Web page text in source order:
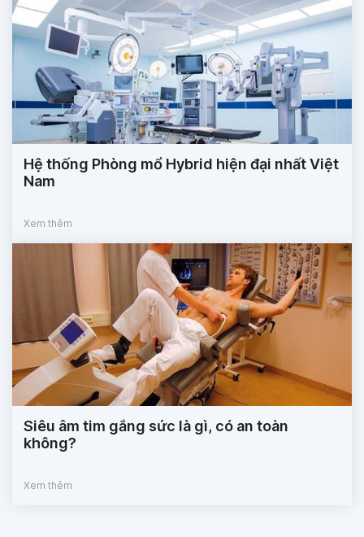
Hệ thống Phòng mổ Hybrid hiện đại nhất Việt
Nam
Xem thêm
Siêu âm tim gắng sức là gì, có an toàn
không?
Xem thêm